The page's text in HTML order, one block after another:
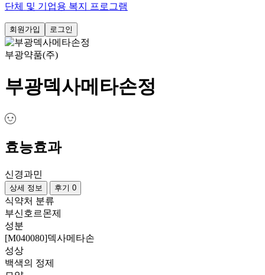
단체 및 기업용 복지 프로그램
회원가입 로그인
부광약품(주)
부광덱사메타손정
효능효과
신경과민
상세 정보 후기 0
식약처 분류
부신호르몬제
성분
[M040080]덱사메타손
성상
백색의 정제